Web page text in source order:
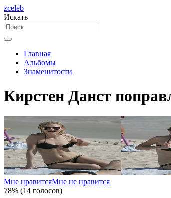
zceleb
Искать
Главная
Альбомы
Знаменитости
Кирстен Данст
Мне нравитсяМне не нравится
78% (14 голосов)